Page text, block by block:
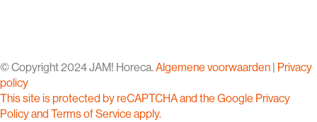
© Copyright 2024 JAM! Horeca.Algemene voorwaarden | Privacy
policy
This site is protected by reCAPTCHA and the Google Privacy
Policyand Terms of Service apply.